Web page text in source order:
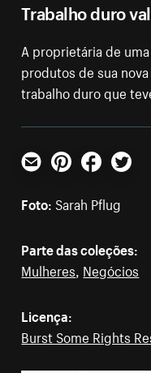
Trabalho duro
A proprietária de
produtos de sua
trabalho duro que
E-mailPinterestFacebookTwitter
Foto: Sarah Pflug
Parte das coleções:
Mulheres Negócios
Licença:
Burst Some Rights